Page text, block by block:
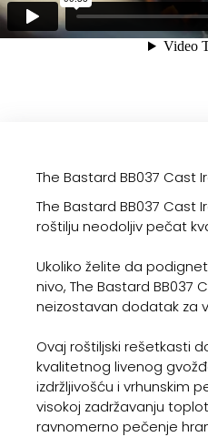
The Bastard BB037 Cast
The Bastard BB037 Cast
roštilju neodoljiv pečat
Ukoliko želite da
nivo, The Bastard BB037
neizostavan dodatak za
Ovaj roštiljski rešetkasti
kvalitetnog livenog
izdržljivošću i vrhunskim
visokoj zadržavanju
ravnomerno pečenje